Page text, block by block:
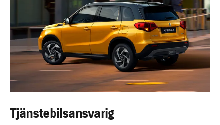
Tjänstebilsansvarig